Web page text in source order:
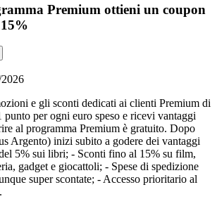
Premium ottieni un coupon
e gli sconti dedicati ai clienti Premium di
per ogni euro speso e ricevi vantaggi
al programma Premium è gratuito. Dopo
Argento) inizi subito a godere dei vantaggi
5% sui libri; - Sconti fino al 15% su film,
gadget e giocattoli; - Spese di spedizione
super scontate; - Accesso prioritario al